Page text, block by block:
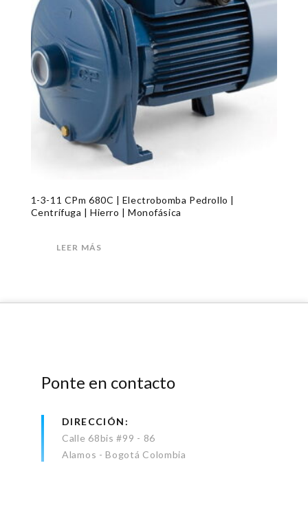
1-3-11 CPm 680C | Electrobomba Pedrollo |
Centrífuga | Hierro | Monofásica
LEER MÁS
Ponte en contacto
DIRECCIÓN
Calle 68bis #99 - 86
Alamos - Bogotá Colombia